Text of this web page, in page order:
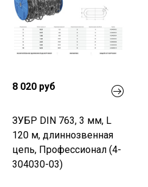
8 020 руб
ЗУБР DIN 763, 3 мм, L
120 м, длиннозвенная
цепь, Профессионал (4-
304030-03)